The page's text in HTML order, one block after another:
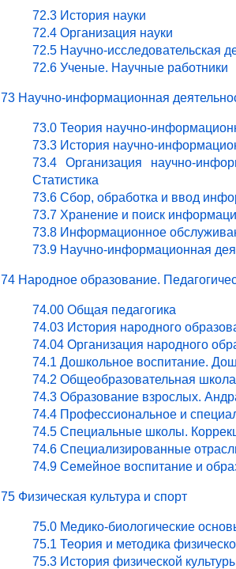
72.3 История науки
72.4 Организация науки
72.5 Научно-исследовательская
72.6 Ученые. Научные работники
73 Научно-информационная
73.0 Теория научно-
73.3 История научно-
73.4 Организация научно-
Статистика
73.6 Сбор, обработка и ввод
73.7 Хранение и поиск
73.8 Информационное
73.9 Научно-информационная
74 Народное образование.
74.00 Общая педагогика
74.03 История народного
74.04 Организация народного
74.1 Дошкольное воспитание.
74.2 Общеобразовательная
74.3 Образование взрослых.
74.4 Профессиональное и
74.5 Специальные школы.
74.6 Специализированные
74.9 Семейное воспитание и
75 Физическая культура и спорт
75.0 Медико-биологические
75.1 Теория и методика
75.3 История физической